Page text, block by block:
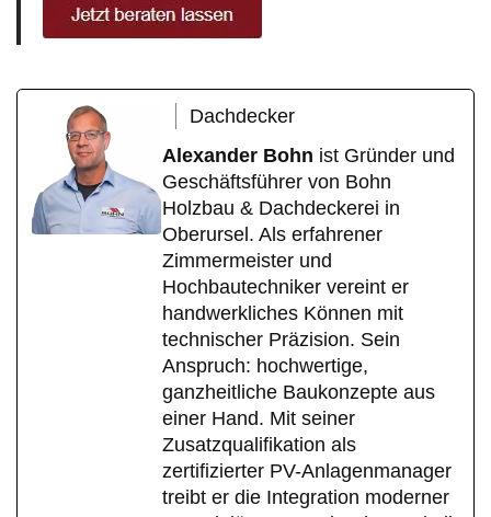
Dachdecker
Alexander Bohn ist Gründer und
Geschäftsführer von Bohn
Holzbau & Dachdeckerei in
Oberursel. Als erfahrener
Zimmermeister und
Hochbautechniker vereint er
handwerkliches Können mit
technischer Präzision. Sein
Anspruch: hochwertige,
ganzheitliche Baukonzepte aus
einer Hand. Mit seiner
Zusatzqualifikation als
zertifizierter PV-Anlagenmanager
treibt er die Integration moderner